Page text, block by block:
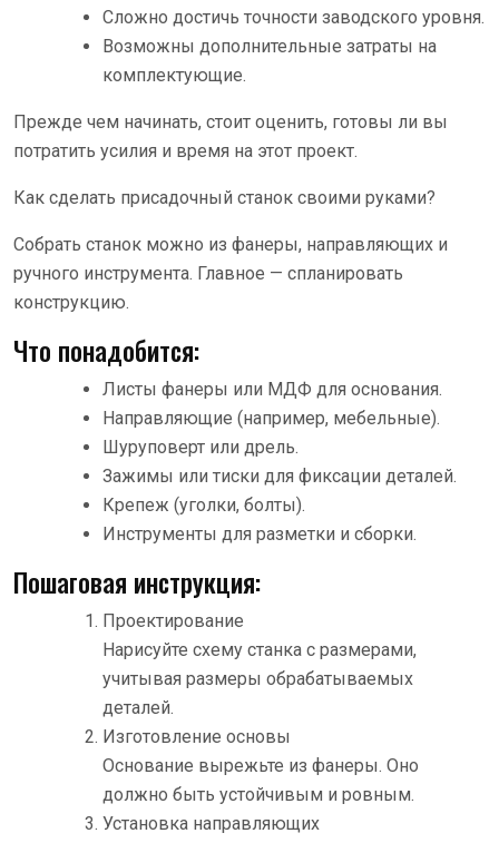
Сложно достичь точности заводского уровня.
Возможны дополнительные затраты на
комплектующие.
Прежде чем начинать, стоит оценить, готовы ли вы
потратить усилия и время на этот проект.
Как сделать присадочный станок своими руками?
Собрать станок можно из фанеры, направляющих и
ручного инструмента. Главное — спланировать
конструкцию.
Что понадобится:
Листы фанеры или МДФ для основания.
Направляющие (например, мебельные).
Шуруповерт или дрель.
Зажимы или тиски для фиксации деталей.
Крепеж (уголки, болты).
Инструменты для разметки и сборки.
Пошаговая инструкция:
Проектирование
Нарисуйте схему станка с размерами,
учитывая размеры обрабатываемых
деталей.
Изготовление основы
Основание вырежьте из фанеры. Оно
должно быть устойчивым и ровным.
Установка направляющих